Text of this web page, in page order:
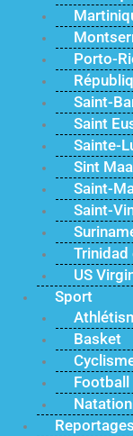
Porto-
Saint-
Saint
Sainte-
Sint
Saint-
Saint-
Trinidad
US
Sport
Basket
Football
Natation
Reportages